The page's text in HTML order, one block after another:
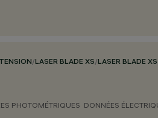
/LASER BLADE XS/LASER BLADE
PHOTOMÉTRIQUES DONNÉES